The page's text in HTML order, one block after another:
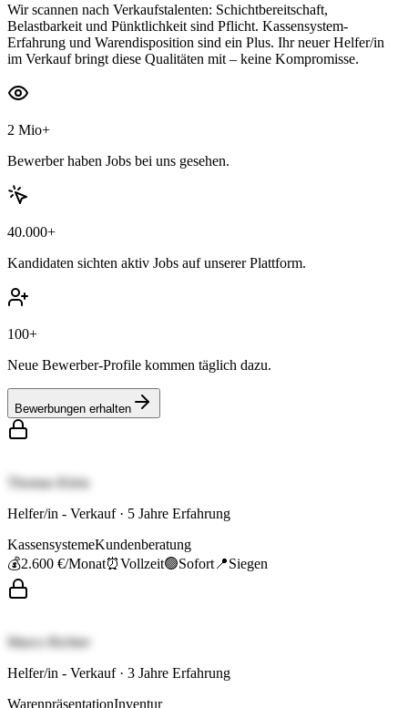
Wir scannen nach Verkaufstalenten: Schichtbereitschaft,
Belastbarkeit und Pünktlichkeit sind Pflicht. Kassensystem-
Erfahrung und Warendisposition sind ein Plus. Ihr neuer Helfer/in
im Verkauf bringt diese Qualitäten mit – keine Kompromisse.
2 Mio+
Bewerber haben Jobs bei uns gesehen.
40.000+
Kandidaten sichten aktiv Jobs auf unserer Plattform.
100+
Neue Bewerber-Profile kommen täglich dazu.
Bewerbungen erhalten
Thomas Klein
Helfer/in - Verkauf· 5 Jahre Erfahrung
KassensystemeKundenberatung
💰2.600 €/Monat⏰Vollzeit🟢Sofort 📍Siegen
Marco Richter
Helfer/in - Verkauf· 3 Jahre Erfahrung
WarenpräsentationInventur